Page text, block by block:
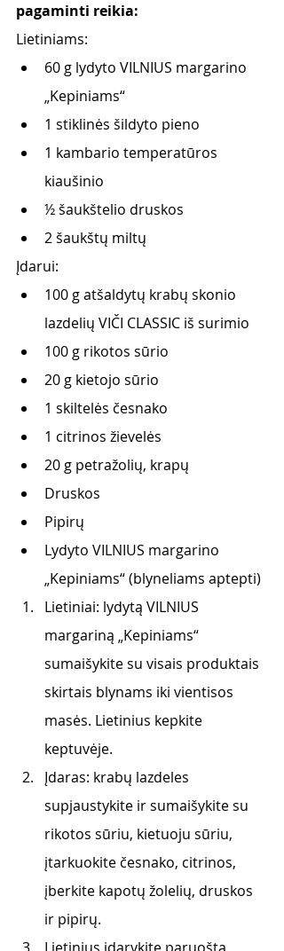
pagaminti reikia:
Lietiniams:
60 g lydyto VILNIUS margarino
„Kepiniams“
1 stiklinės šildyto pieno
1 kambario temperatūros
kiaušinio
½ šaukštelio druskos
2 šaukštų miltų
Įdarui:
100 g atšaldytų krabų skonio
lazdelių VIČI CLASSIC iš surimio
100 g rikotos sūrio
20 g kietojo sūrio
1 skiltelės česnako
1 citrinos žievelės
20 g petražolių, krapų
Druskos
Pipirų
Lydyto VILNIUS margarino
„Kepiniams“ (blyneliams aptepti)
Lietiniai: lydytą VILNIUS
margariną „Kepiniams“
sumaišykite su visais produktais
skirtais blynams iki vientisos
masės. Lietinius kepkite
keptuvėje.
Įdaras: krabų lazdeles
supjaustykite ir sumaišykite su
rikotos sūriu, kietuoju sūriu,
įtarkuokite česnako, citrinos,
įberkite kapotų žolelių, druskos
ir pipirų.